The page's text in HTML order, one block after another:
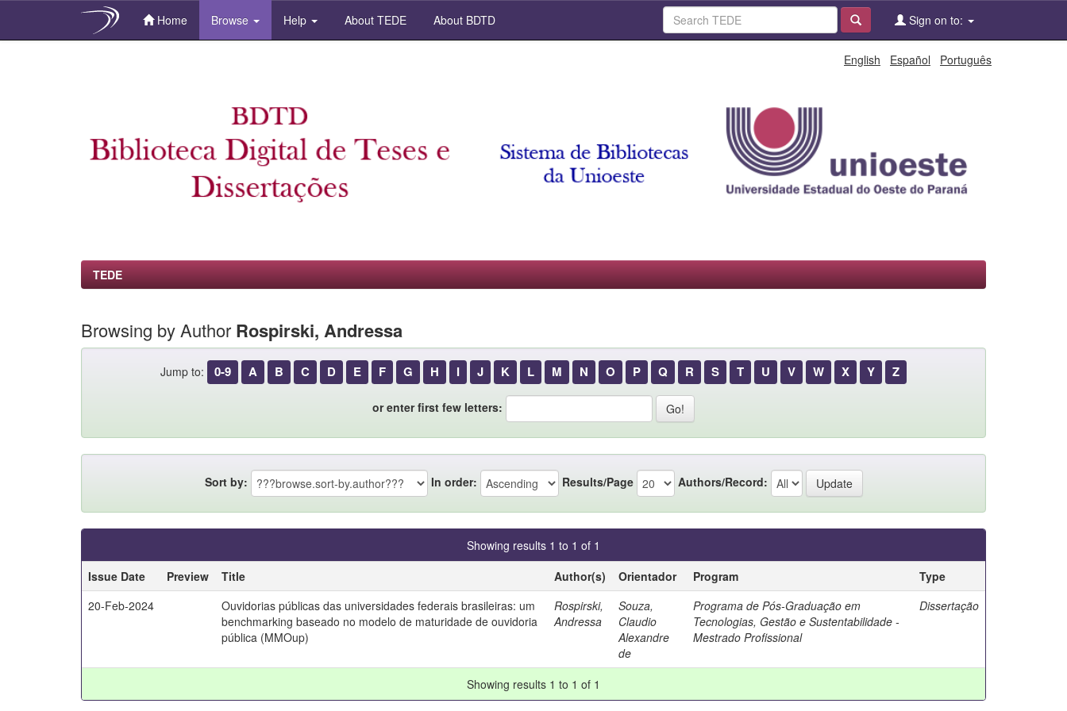
Home Browse Help About TEDE About BDTD Sign on to:
English Español Português
TEDE
Browsing by Author Rospirski, Andressa
Jump to: 0-9 A B C D E F G H I J K L M N O P Q R S T U V W X Y Z
or enter first few letters:
Sort by: In order: Results/Page Authors/Record:
Showing results 1 to 1 of 1
Issue Date
Preview Title Author(s) Orientador Program
Type
20-Feb-2024
Ouvidorias públicas das universidades federais brasileiras: um
benchmarking baseado no modelo de maturidade de ouvidoria
pública (MMOup)
Rospirski,
Andressa
Souza,
Claudio
Alexandre
de
Programa de Pós-Graduação em
Tecnologias, Gestão e Sustentabilidade -
Mestrado Profissional
Dissertação
Showing results 1 to 1 of 1